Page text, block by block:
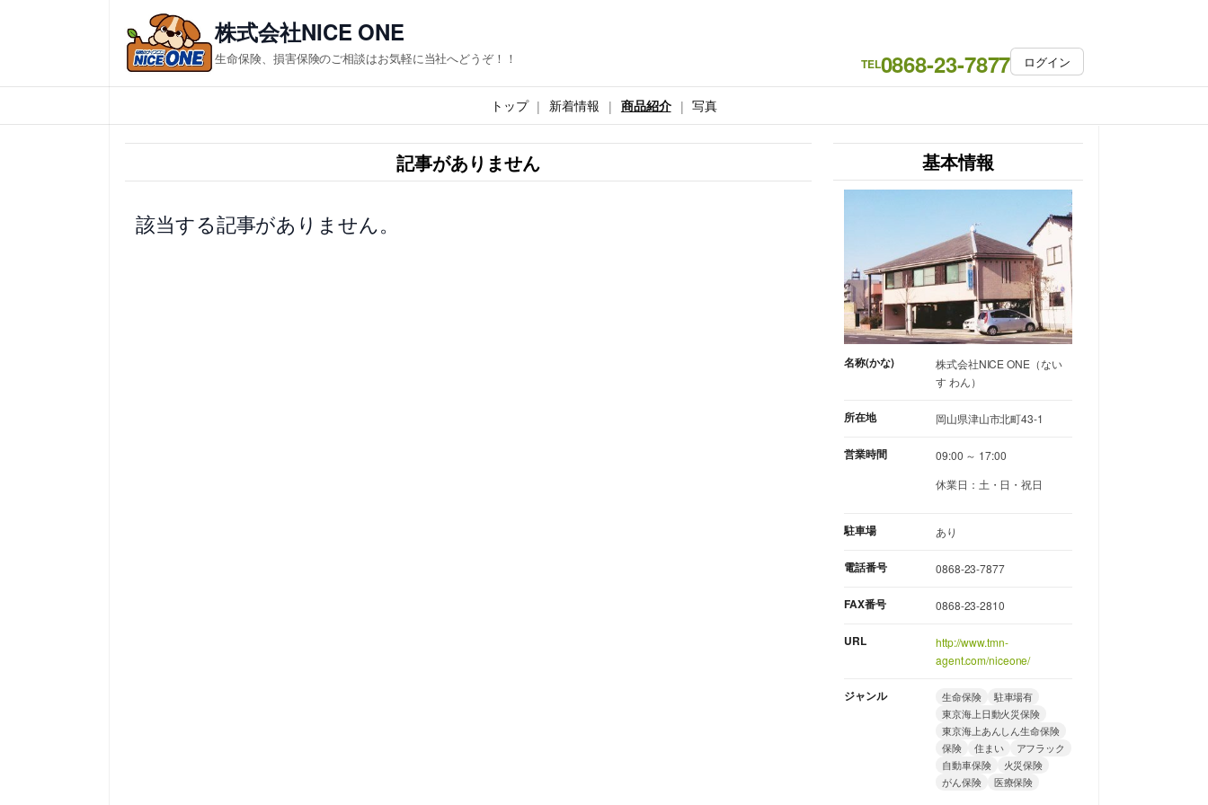
ス
キ
株式会社NICE ONE
生命保険、損害保険のご相談はお気軽に当社へどうぞ！！ TEL0868-23-7877 ログイン
トップ 新着情報 商品紹介 写真
記事がありません
該当する記事がありません。
基本情報
名称(かな)
株式会社NICE ONE（ない
す わん）
所在地 岡山県津山市北町43-1
営業時間
09:00 ～ 17:00
休業日：土・日・祝日
駐車場 あり
電話番号 0868-23-7877
FAX番号 0868-23-2810
URL
http://www.tmn-
agent.com/niceone/
ジャンル 生命保険
駐車場有
東京海上日動火災保険
東京海上あんしん生命保険
保険
住まい
アフラック
自動車保険
火災保険
がん保険
医療保険